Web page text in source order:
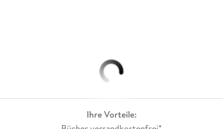
Ihre Vorteile: